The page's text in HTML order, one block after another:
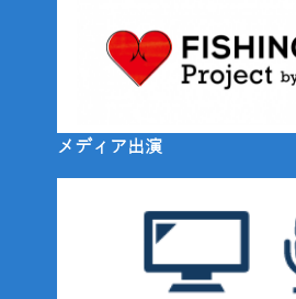
メディア出演